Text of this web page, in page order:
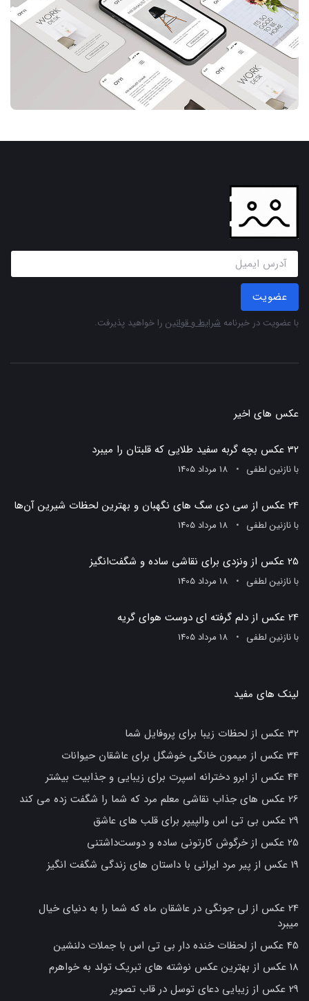
عضویت
با عضویت در خبرنامه شرایط و قوانین را خواهید پذیرفت.
عکس های اخیر
32 عکس بچه گربه سفید طلایی که قلبتان را میبرد
بانازنین لطفی 18 مرداد 1405
24 عکس از سی دی سگ های نگهبان و بهترین لحظات شیرین آن‌ها
بانازنین لطفی 18 مرداد 1405
25 عکس از ونزدی برای نقاشی ساده و شگفت‌انگیز
بانازنین لطفی 18 مرداد 1405
24 عکس از دلم گرفته ای دوست هوای گریه
بانازنین لطفی 18 مرداد 1405
لینک های مفید
32 عکس از لحظات زیبا برای پروفایل شما
34 عکس از میمون خانگی خوشگل برای عاشقان حیوانات
44 عکس از ابرو دخترانه اسپرت برای زیبایی و جذابیت بیشتر
26 عکس های جذاب نقاشی معلم مرد که شما را شگفت زده می کند
29 عکس بی تی اس والپیپر برای قلب های عاشق
25 عکس از خرگوش کارتونی ساده و دوست‌داشتنی
19 عکس از پیر مرد ایرانی با داستان های زندگی شگفت انگیز
24 عکس از لی جونگی در عاشقان ماه که شما را به دنیای خیال
میبرد
45 عکس از لحظات خنده دار بی تی اس با جملات دلنشین
18 عکس از بهترین عکس نوشته های تبریک تولد به خواهرم
29 عکس از زیبایی دعای توسل در قاب تصویر